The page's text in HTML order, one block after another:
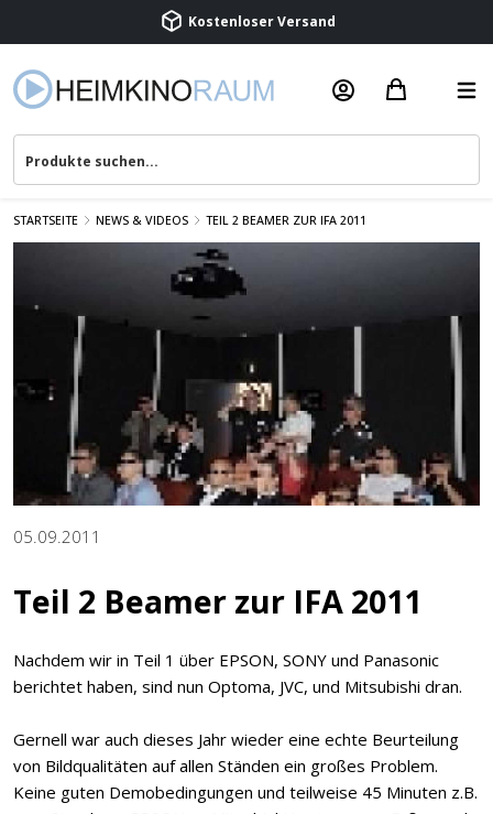
Kostenloser Versand
Beratung & Service
STARTSEITE NEWS & VIDEOS TEIL 2 BEAMER ZUR IFA 2011
05.09.2011
Teil 2 Beamer zur IFA 2011
Nachdem wir in Teil 1 über EPSON, SONY und Panasonic
berichtet haben, sind nun Optoma, JVC, und Mitsubishi dran.
Gernell war auch dieses Jahr wieder eine echte Beurteilung
von Bildqualitäten auf allen Ständen ein großes Problem.
Keine guten Demobedingungen und teilweise 45 Minuten z.B.